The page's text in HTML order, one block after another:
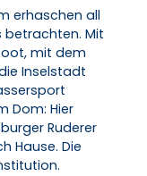
erhaschen all
betrachten. Mit
mit dem
Inselstadt
Dom: Hier
Ruderer
Hause. Die